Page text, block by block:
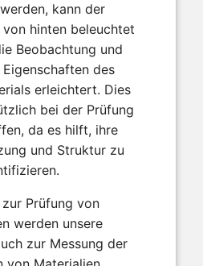
kann der
hinten beleuchtet
Beobachtung und
des
erleichtert. Dies
bei der Prüfung
da es hilft, ihre
und Struktur zu
Prüfung von
werden unsere
zur Messung der